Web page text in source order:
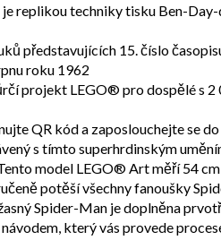
replikou techniky tisku Ben-
představujících 15. číslo
roku 1962
projekt LEGO® pro dospělé s
QR kód a zaposlouchejte se
s tímto superhrdinským
model LEGO® Art měří 54 cm
potěší všechny fanoušky
Spider-Man je doplněna
který vás provede